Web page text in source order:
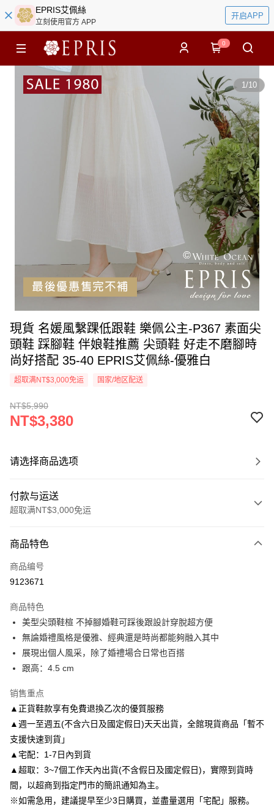
EPRIS艾佩絲
立刻使用官方 APP
开启APP
0
1/10
現貨 名媛風繫踝低跟鞋 樂佩公主-P367 素面尖
頭鞋 踩腳鞋 伴娘鞋推薦 尖頭鞋 好走不磨腳時
尚好搭配 35-40 EPRIS艾佩絲-優雅白
超取满NT$3,000免运 国家/地区配送
NT$5,990
NT$3,380
请选择商品选项
付款与运送
超取满NT$3,000免运
信用卡一次付款
信用卡分期付款
合作金库商业银行
华南商业银行
彰化商业银行
上海商业储蓄银行
台北富邦商业银行
国泰世华商业银行
兆丰国际商业银行
台湾中小企业银行
联邦商业银行
元大商业银行
永丰商业银行
台新国际商业银行
中国信托商业银行
台湾乐天信用卡公司
6期 0利率，每期
华南商业银行
彰化商业银行
上海商业储蓄银行
台北富邦商业银行
国泰世华商业银行
汇丰（台湾）商业银行
联邦商业银行
远东国际商业银行
元大商业银行
永丰商业银行
玉山商业银行
台湾乐天信用卡公司
LINE Pay
Apple Pay
悠遊付
Google Pay
一、關於 AFTEE先享後付
1. 於付款方式選擇AFTEE先享後付，將跳出AFTEE先享後付手機驗證視
窗。
ATM付款
商品特色
商品编号
9123671
商品特色
美型尖頭鞋楦 不掉腳婚鞋可踩後跟設計穿脫超方便
無論婚禮風格是優雅、經典還是時尚都能夠融入其中
展現出個人風采，除了婚禮場合日常也百搭
跟高：4.5 cm
销售重点
▲正貨鞋款享有免費退換乙次的優質服務
▲週一至週五(不含六日及國定假日)天天出貨，全館現貨商品「暫不
支援快速到貨」
▲宅配：1-7日內到貨
▲超取：3~7個工作天內出貨(不含假日及國定假日)，實際到貨時
間，以超商到指定門市的簡訊通知為主。
※如需急用，建議提早至少3日購買，並盡量選用「宅配」服務。